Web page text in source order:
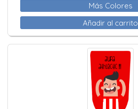
Más Colores
Añadir al carrito